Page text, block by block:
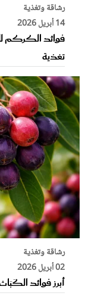
رشاقة وتغذية
14 أبريل 2026
فوائد الكركم
تغذية
رشاقة وتغذية
02 أبريل 2026
أبرز فوائد